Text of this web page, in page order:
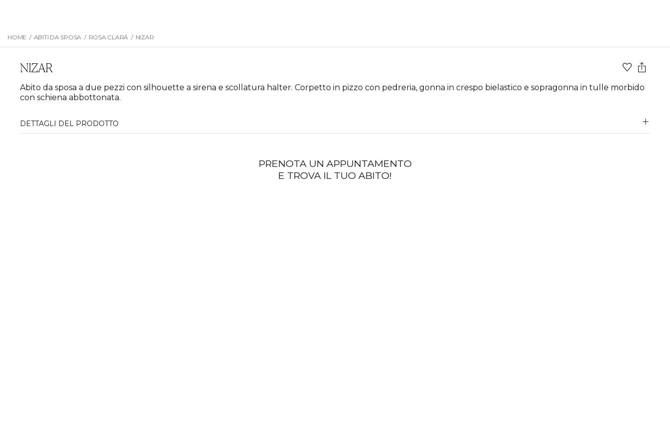
HOME / ABITI DA SPOSA / ROSA CLARÁ / NIZAR
NIZAR
Abito da sposa a due pezzi con silhouette a sirena e scollatura halter. Corpetto in pizzo con pedreria, gonna in crespo bielastico e sopragonna in tulle morbido
con schiena abbottonata.
DETTAGLI DEL PRODOTTO
PRENOTA UN APPUNTAMENTO
E TROVA IL TUO ABITO!